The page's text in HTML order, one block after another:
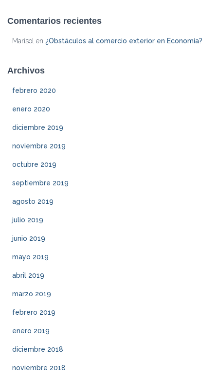
Comentarios recientes
Marisol en ¿Obstáculos al comercio exterior en Economía?
Archivos
febrero 2020
enero 2020
diciembre 2019
noviembre 2019
octubre 2019
septiembre 2019
agosto 2019
julio 2019
junio 2019
mayo 2019
abril 2019
marzo 2019
febrero 2019
enero 2019
diciembre 2018
noviembre 2018